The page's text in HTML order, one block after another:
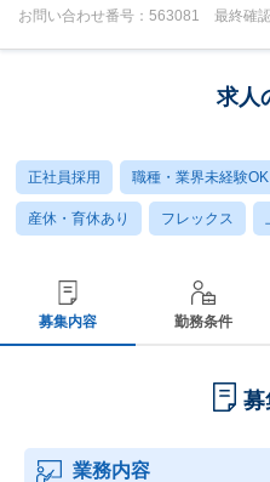
お問い合わせ番号：563081 最終確
求人
正社員採用 職種・業界未経験OK
産休・育休あり フレックス
募集内容 勤務条件
募
業務内容